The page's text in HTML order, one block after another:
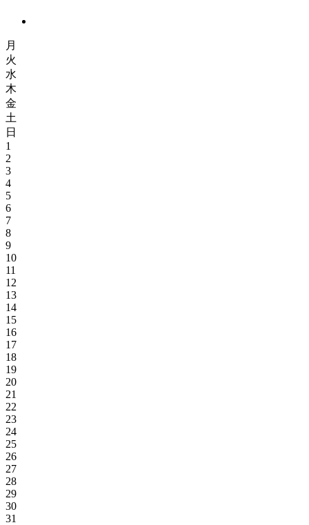
月
火
水
木
金
土
日
1
2
3
4
5
6
7
8
9
10
11
12
13
14
15
16
17
18
19
20
21
22
23
24
25
26
27
28
29
30
31